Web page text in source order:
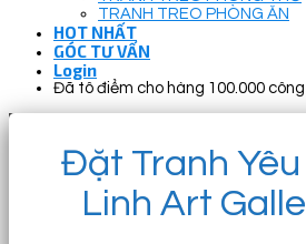
TRANH TREO PHÒNG ĂN
HOT NHẤT
GÓC TƯ VẤN
Login
Đã tô điểm cho hàng 100.000
Đặt Tranh Yêu
Linh Art